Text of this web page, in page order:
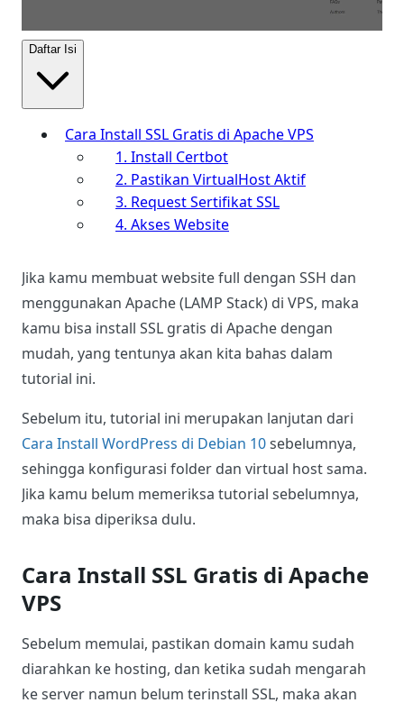
Daftar Isi
Cara Install SSL Gratis di Apache VPS
1. Install Certbot
2. Pastikan VirtualHost Aktif
3. Request Sertifikat SSL
4. Akses Website
Jika kamu membuat website full dengan SSH dan
menggunakan Apache (LAMP Stack) di VPS, maka
kamu bisa install SSL gratis di Apache dengan
mudah, yang tentunya akan kita bahas dalam
tutorial ini.
Sebelum itu, tutorial ini merupakan lanjutan dari
Cara Install WordPress di Debian 10sebelumnya,
sehingga konfigurasi folder dan virtual host sama.
Jika kamu belum memeriksa tutorial sebelumnya,
maka bisa diperiksa dulu.
Cara Install SSL Gratis di Apache
VPS
Sebelum memulai, pastikan domain kamu sudah
diarahkan ke hosting, dan ketika sudah mengarah
ke server namun belum terinstall SSL, maka akan